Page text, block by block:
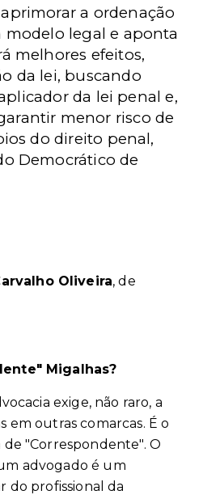
a ordenação
legal e aponta
melhores efeitos,
da lei, buscando
da lei penal e,
menor risco de
do direito penal,
Democrático de
Oliveira, de
Migalhas?
exige, não raro, a
em outras comarcas. É o
"Correspondente". O
advogado é um
do profissional da